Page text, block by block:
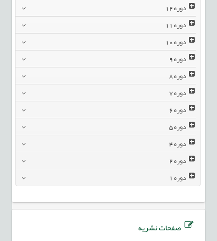
دوره12
دوره11
دوره10
دوره9
دوره8
دوره7
دوره6
دوره5
دوره4
دوره2
دوره1
صفحات نشریه